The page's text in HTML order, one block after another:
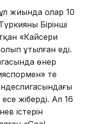
жиында олар 10
Бірінші
«Кайсери
ұтылған еді.
өнер
тең
жіберді. Ал 16
істерін